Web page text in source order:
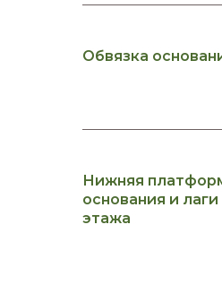
Обвязка
Нижняя
основания и лаги
этажа